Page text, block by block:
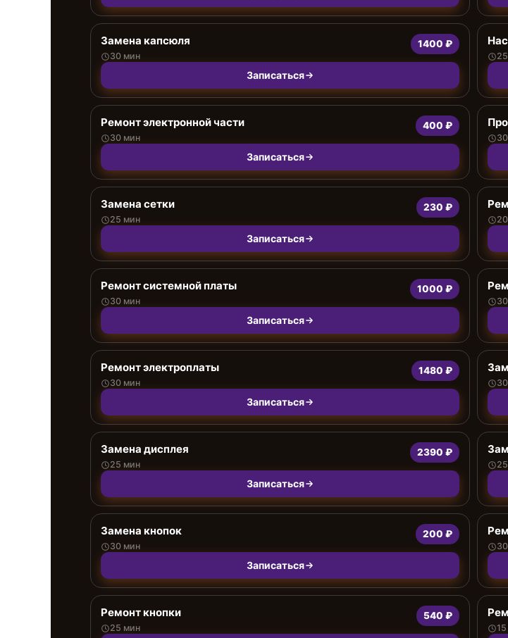
Замена капсюля
30 мин
1400 ₽
Записаться
Ремонт электронной части
30 мин
400 ₽
Записаться
Замена сетки
25 мин
230 ₽
Записаться
Ремонт системной платы
30 мин
1000 ₽
Записаться
Ремонт электроплаты
30 мин
1480 ₽
Записаться
Замена дисплея
25 мин
2390 ₽
Записаться
Замена кнопок
30 мин
200 ₽
Записаться
Ремонт кнопки
25 мин
540 ₽